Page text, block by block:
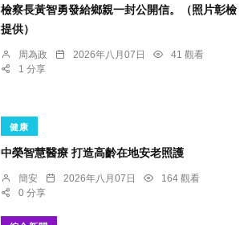
檢察長黃智勇發給鄉親一封公開信。（照片彰檢
提供）
周為政 2026年八月07日
41 觀看
1 分享
健康
中榮智慧醫療 打造高齡在地安老照護
簡安 2026年八月07日
164 觀看
0 分享